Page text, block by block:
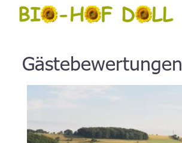
Gästebewertungen